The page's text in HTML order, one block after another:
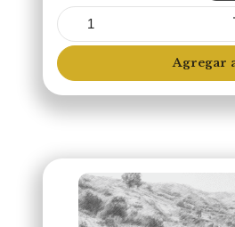
Molida
de
Sirloin
(Libre
Pastoreo)
Agregar